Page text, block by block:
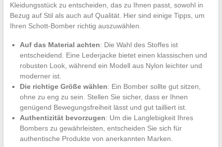
Kleidungsstück zu entscheiden, das zu Ihnen passt, sowohl in
Bezug auf Stil als auch auf Qualität. Hier sind einige Tipps, um
Ihren Schott-Bomber richtig auszuwählen.
Auf das Material achten: Die Wahl des Stoffes ist
entscheidend. Eine Lederjacke bietet einen klassischen und
robusten Look, während ein Modell aus Nylon leichter und
moderner ist.
Die richtige Größe wählen: Ein Bomber sollte gut sitzen,
ohne zu eng zu sein. Stellen Sie sicher, dass er Ihnen
genügend Bewegungsfreiheit lässt und gut tailliert ist.
Authentizität bevorzugen: Um die Langlebigkeit Ihres
Bombers zu gewährleisten, entscheiden Sie sich für
authentische Produkte von anerkannten Marken.